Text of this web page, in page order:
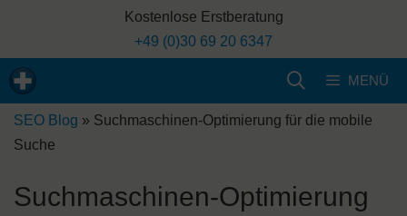
Kostenlose Erstberatung
+49 (0)30 69 20 6347
MENÜ
SEO Blog » Suchmaschinen-Optimierung für die mobile
Suche
Suchmaschinen-Optimierung